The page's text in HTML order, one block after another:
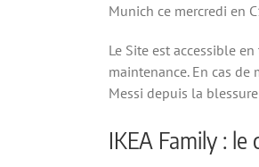
Munich ce mercredi en
Le Site est accessible
maintenance. En cas
Messi depuis la
IKEA Family :